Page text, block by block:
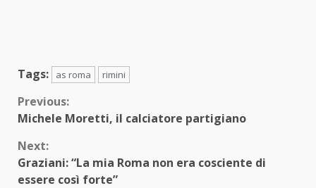
Tags: as roma rimini
Continue
Previous:
Michele Moretti, il calciatore partigiano
Next:
Graziani: “La mia Roma non era cosciente di
essere così forte”